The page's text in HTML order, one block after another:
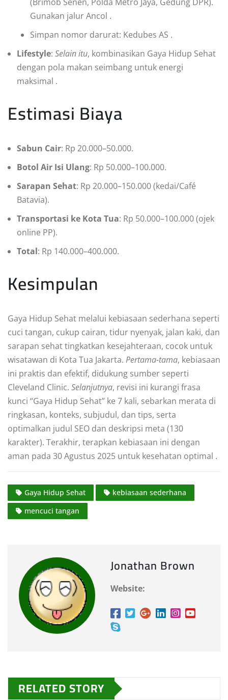
Gunakan jalur Ancol .
Simpan nomor darurat: Kedubes AS .
Lifestyle: Selain itu, kombinasikan Gaya Hidup Sehat
dengan pola makan seimbang untuk energi
maksimal .
Estimasi Biaya
Sabun Cair: Rp 20.000–50.000.
Botol Air Isi Ulang: Rp 50.000–100.000.
Sarapan Sehat: Rp 20.000–150.000 (kedai/Café
Batavia).
Transportasi ke Kota Tua: Rp 50.000–100.000 (ojek
online PP).
Total: Rp 140.000–400.000.
Kesimpulan
Gaya Hidup Sehat melalui kebiasaan sederhana seperti
cuci tangan, cukup cairan, tidur nyenyak, jalan kaki, dan
sarapan sehat tingkatkan kesejahteraan, cocok untuk
wisatawan di Kota Tua Jakarta. Pertama-tama, kebiasaan
ini praktis dan efektif, didukung sumber seperti
Cleveland Clinic. Selanjutnya, revisi ini kurangi frasa
kunci “Gaya Hidup Sehat” ke 7 kali, sebarkan merata di
ringkasan, konteks, subjudul, dan tips, serta
optimalkan judul SEO dan deskripsi meta (130
karakter). Terakhir, terapkan kebiasaan ini dengan
aman pada 30 Agustus 2025 untuk kesehatan optimal .
Gaya Hidup Sehat
kebiasaan sederhana
mencuci tangan
Jonathan Brown
Website:
RELATED STORY